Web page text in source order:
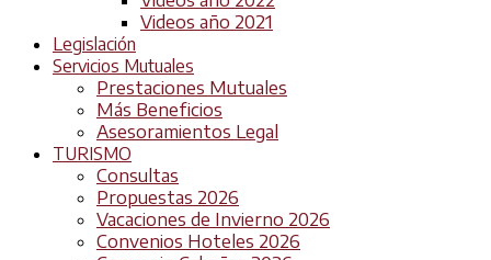
Videos año 2021
Legislación
Servicios Mutuales
Prestaciones Mutuales
Más Beneficios
Asesoramientos Legal
TURISMO
Consultas
Propuestas 2026
Vacaciones de Invierno 2026
Convenios Hoteles 2026